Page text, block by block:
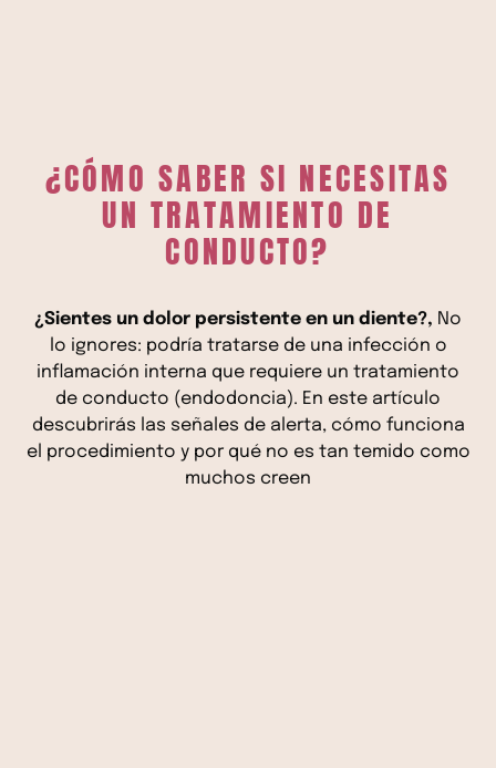
¿CÓMO SABER SI NECESITAS
UN TRATAMIENTO DE
CONDUCTO?
¿Sientes un dolor persistente en un diente?, No
lo ignores: podría tratarse de una infección o
inflamación interna que requiere un tratamiento
de conducto (endodoncia). En este artículo
descubrirás las señales de alerta, cómo funciona
el procedimiento y por qué no es tan temido como
muchos creen